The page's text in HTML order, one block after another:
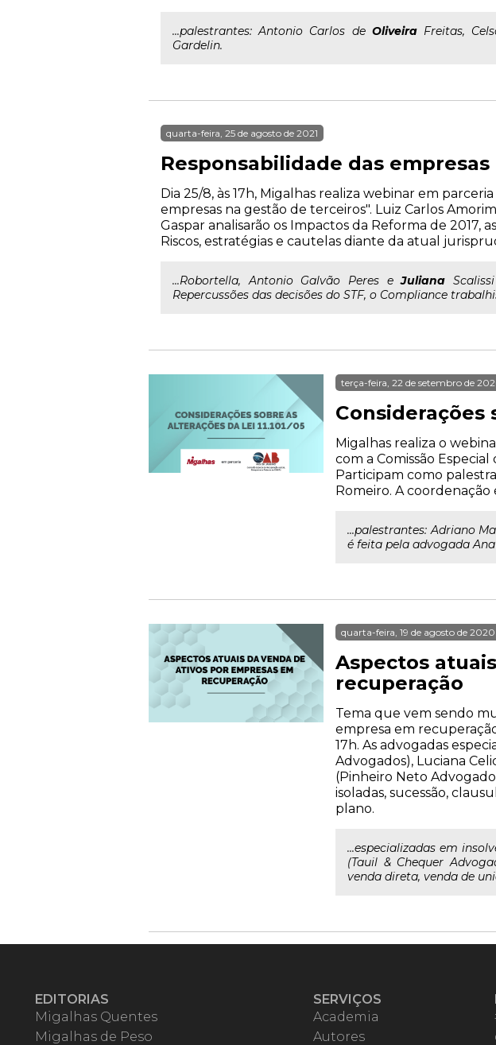
...palestrantes: Antonio Carlos de OliveiraFreitas,
Gardelin.
quarta-feira, 25 de agosto de 2021
Responsabilidade das
Dia 25/8, às 17h, Migalhas realiza webinar em
empresas na gestão de terceiros". Luiz Carlos
Gaspar analisarão os Impactos da Reforma de 2017,
Riscos, estratégias e cautelas diante da atual
...Robortella, Antonio Galvão Peres eJuliana
Repercussões das decisões do STF, o Compliance
terça-feira, 22 de setembro de
Considerações
Migalhas realiza o
com a Comissão
Participam como
Romeiro. A coordenação
...palestrantes: Adriano
é feita pela advogada
quarta-feira, 19 de agosto de 2020
Aspectos
recuperação
Tema que vem sendo
empresa em
17h. As advogadas
Advogados), Luciana
(Pinheiro Neto
isoladas, sucessão,
plano.
...especializadas em
(Tauil & Chequer
venda direta, venda de
EDITORIAS
Migalhas Quentes
Migalhas de Peso
SERVIÇOS
Academia
Autores